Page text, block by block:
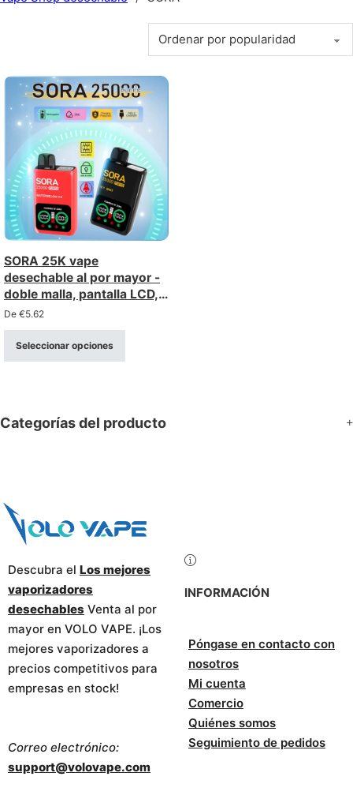
SORA 25K vape
desechable al por mayor -
doble malla, pantalla LCD,
25.000 caladas
De €5.62
Seleccionar opciones
Categorías del producto
Descubra el Los mejores
vaporizadores
desechables Venta al por
mayor en VOLO VAPE. ¡Los
mejores vaporizadores a
precios competitivos para
empresas en stock!
Correo electrónico:
support@volovape.com
INFORMACIÓN
Póngase en contacto con
nosotros
Mi cuenta
Comercio
Quiénes somos
Seguimiento de pedidos